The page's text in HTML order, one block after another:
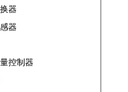
器
器
控制器